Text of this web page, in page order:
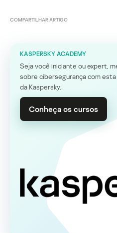
COMPARTILHAR ARTIGO
KASPERSKY ACADEMY
Seja você iniciante ou expert,
sobre cibersegurança com
da Kaspersky.
Conheça os cursos